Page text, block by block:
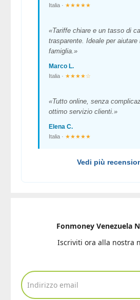
Italia · ★★★★★
«Tariffe chiare e un tasso di
trasparente. Ideale per aiutare
famiglia.»
Marco L.
Italia · ★★★★☆
«Tutto online, senza
ottimo servizio clienti.»
Elena C.
Italia · ★★★★★
Vedi più
Fonmoney Venezuela
Iscriviti ora alla nostra